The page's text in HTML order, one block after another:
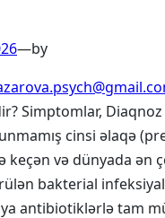
—by
Simptomlar,
cinsi əlaqə
keçən və dünyada ən
bakterial
antibiotiklərlə tam